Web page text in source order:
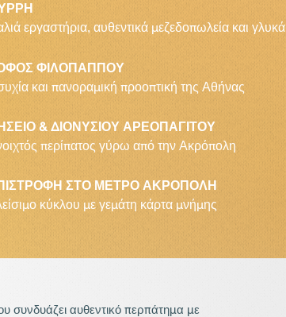
εργαστήρια, αυθεντικά μεζεδοπωλεία και γλυκά
ΦΙΛΟΠΑΠΠΟΥ
και πανοραμική προοπτική της Αθήνας
& ΔΙΟΝΥΣΙΟΥ ΑΡΕΟΠΑΓΙΤΟΥ
περίπατος γύρω από την Ακρόπολη
ΣΤΟ ΜΕΤΡΟ ΑΚΡΟΠΟΛΗ
κύκλου με γεμάτη κάρτα μνήμης
συνδυάζει αυθεντικό περπάτημα με